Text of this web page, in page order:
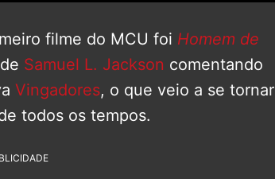
filme do MCU foi Homem de
de Samuel L. Jackson comentando
Vingadores, o que veio a se tornar
todos os tempos.